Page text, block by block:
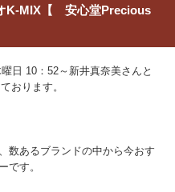
K-MIX【 安心堂Precious
日 10：52～新井真奈美さんと
おります。
数あるブランドの中から今おす
です。